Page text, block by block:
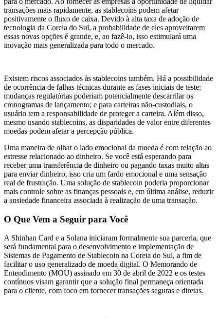
transações mais rapidamente, as stablecoins podem afetar
positivamente o fluxo de caixa. Devido à alta taxa de adoção de
tecnologia da Coreia do Sul, a probabilidade de eles aproveitarem
essas novas opções é grande, e, ao fazê-lo, isso estimulará uma
inovação mais generalizada para todo o mercado.
Existem riscos associados às stablecoins também. Há a possibilidade
de ocorrência de falhas técnicas durante as fases iniciais de teste;
mudanças regulatórias poderiam potencialmente descarrilar os
cronogramas de lançamento; e para carteiras não-custodiais, o
usuário tem a responsabilidade de proteger a carteira. Além disso,
mesmo usando stablecoins, as disparidades de valor entre diferentes
moedas podem afetar a percepção pública.
Uma maneira de olhar o lado emocional da moeda é com relação ao
estresse relacionado ao dinheiro. Se você está esperando para
receber uma transferência de dinheiro ou pagando taxas muito altas
para enviar dinheiro, isso cria um fardo emocional e uma sensação
real de frustração. Uma solução de stablecoin poderia proporcionar
mais controle sobre as finanças pessoais e, em última análise, reduzir
a ansiedade financeira associada à realização de uma transação.
O Que Vem a Seguir para Você
A Shinhan Card e a Solana iniciaram formalmente sua parceria, que
será fundamental para o desenvolvimento e implementação de
Sistemas de Pagamento de Stablecoin na Coreia do Sul, a fim de
facilitar o uso generalizado de moeda digital. O Memorando de
Entendimento (MOU) assinado em 30 de abril de 2022 e os testes
contínuos visam garantir que a solução final permaneça orientada
para o cliente, com foco em fornecer transações seguras e diretas.